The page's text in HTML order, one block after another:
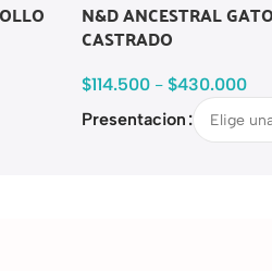
N&D ANCESTRAL
CASTRADO
$114.500 - $430.000
Presentacion